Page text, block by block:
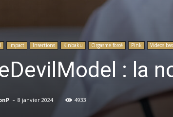
Impact Insertions Kinbaku Orgasme forcé Pink Videos
: la
- 8 janvier 2024 4933